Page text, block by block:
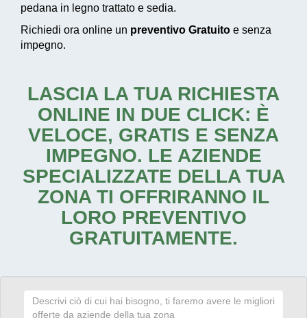
pedana in legno trattato e sedia.
Richiedi ora online un preventivo Gratuito e senza
impegno.
LASCIA LA TUA RICHIESTA
ONLINE IN DUE CLICK: È
VELOCE, GRATIS E SENZA
IMPEGNO. LE AZIENDE
SPECIALIZZATE DELLA TUA
ZONA TI OFFRIRANNO IL
LORO PREVENTIVO
GRATUITAMENTE.